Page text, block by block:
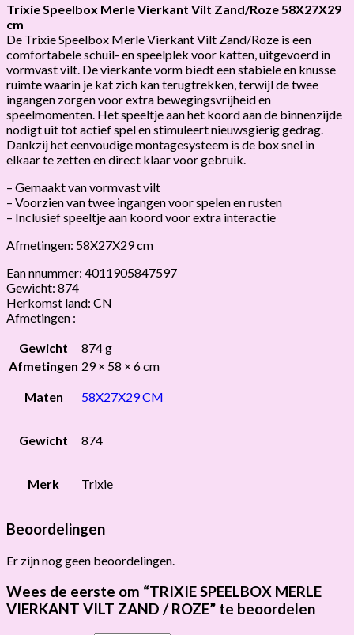
Trixie Speelbox Merle Vierkant Vilt Zand/Roze 58X27X29
cm
De Trixie Speelbox Merle Vierkant Vilt Zand/Roze is een
comfortabele schuil- en speelplek voor katten, uitgevoerd in
vormvast vilt. De vierkante vorm biedt een stabiele en knusse
ruimte waarin je kat zich kan terugtrekken, terwijl de twee
ingangen zorgen voor extra bewegingsvrijheid en
speelmomenten. Het speeltje aan het koord aan de binnenzijde
nodigt uit tot actief spel en stimuleert nieuwsgierig gedrag.
Dankzij het eenvoudige montagesysteem is de box snel in
elkaar te zetten en direct klaar voor gebruik.
– Gemaakt van vormvast vilt
– Voorzien van twee ingangen voor spelen en rusten
– Inclusief speeltje aan koord voor extra interactie
Afmetingen: 58X27X29 cm
Ean nnummer: 4011905847597
Gewicht: 874
Herkomst land: CN
Afmetingen :
Gewicht
874 g
Afmetingen 29 × 58 × 6 cm
Maten 58X27X29 CM
Gewicht 874
Merk Trixie
Beoordelingen
Er zijn nog geen beoordelingen.
Wees de eerste om “TRIXIE SPEELBOX MERLE
VIERKANT VILT ZAND / ROZE” te beoordelen